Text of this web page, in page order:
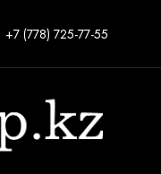
+7 (778) 725-77-55